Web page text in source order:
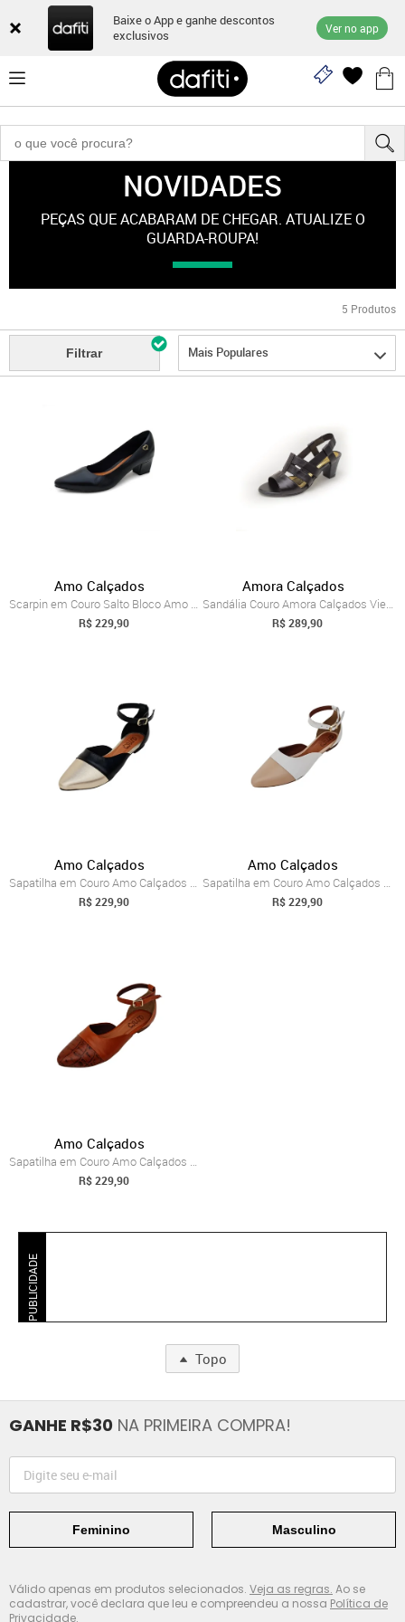
Baixe o App e ganhe descontos
exclusivos
Ver no app
NOVIDADES
PEÇAS QUE ACABARAM DE CHEGAR. ATUALIZE O
GUARDA-ROUPA!
5 Produtos
Filtrar Mais Populares
Amo Calçados
Scarpin em Couro Salto Bloco Amo Calçados Preto
R$ 229,90
Amora Calçados
Sandália Couro Amora Calçados Viena Preta
R$ 289,90
Amo Calçados
Sapatilha em Couro Amo Calçados Anne Pre...
R$ 229,90
Amo Calçados
Sapatilha em Couro Amo Calçados Anne Bra...
R$ 229,90
Amo Calçados
Sapatilha em Couro Amo Calçados Anne Caramelo
R$ 229,90
PUBLICIDADE
Topo
GANHE R$30 NA PRIMEIRA COMPRA!
Feminino Masculino
Válido apenas em produtos selecionados. Veja as regras. Ao se
cadastrar, você declara que leu e compreendeu a nossa Política de
Privacidade.